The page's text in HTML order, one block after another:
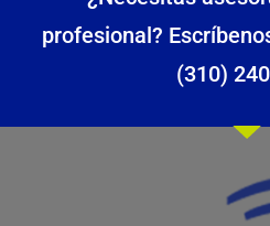
profesional?
(310)